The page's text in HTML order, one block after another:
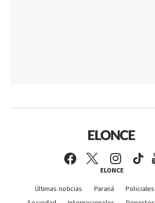
ELONCE
Últimas noticias Paraná Policiales